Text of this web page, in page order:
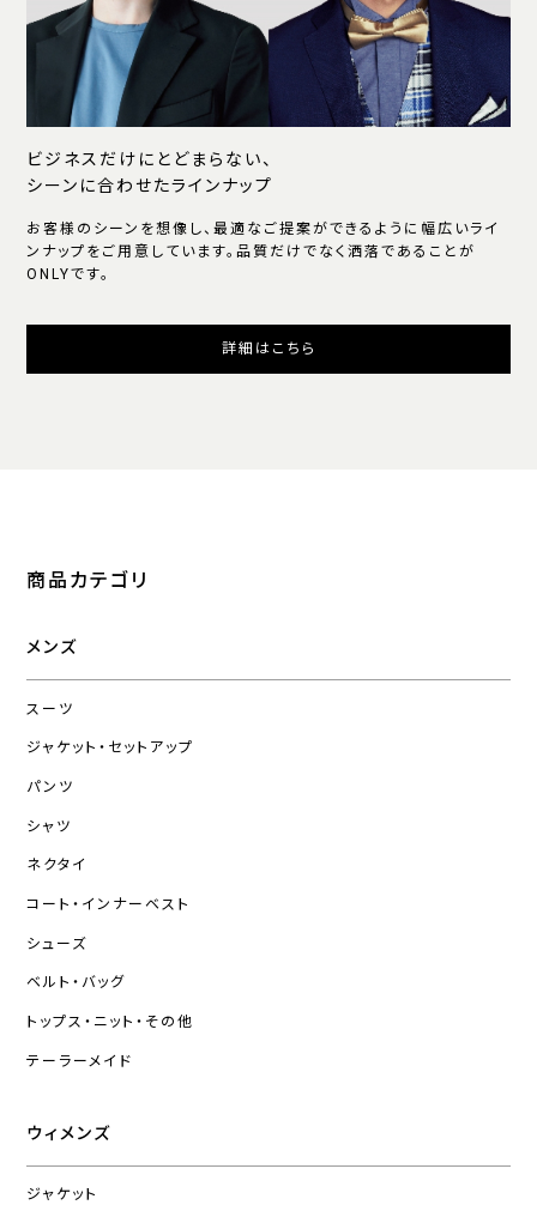
ビジネスだけにとどまらない、
シーンに合わせたラインナップ
お客様のシーンを想像し、最適なご提案ができるように幅広いライ
ンナップをご用意しています。品質だけでなく洒落であることが
ONLYです。
詳細はこちら
商品カテゴリ
メンズ
スーツ
ジャケット・セットアップ
パンツ
シャツ
ネクタイ
コート・インナーベスト
シューズ
ベルト・バッグ
トップス・ニット・その他
テーラーメイド
ウィメンズ
ジャケット